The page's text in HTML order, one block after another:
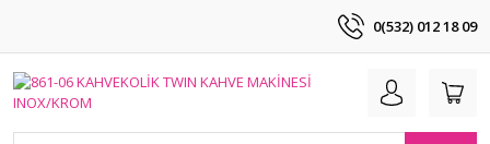
0(532) 012 18 09